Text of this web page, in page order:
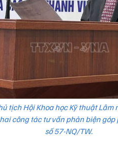
tịch Hội Khoa học Kỹ thuật
công tác tư vấn phản biện
số 57-NQ/TW.